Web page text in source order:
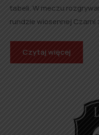
tabeli. W meczu
rundzie wiosennej Czarni
Czytaj więcej